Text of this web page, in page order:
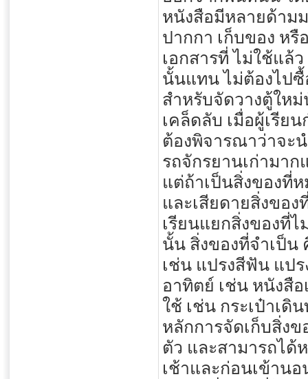
หนังสือมีหลายด้าม
ปากกา เก็บของ ห
เอกสารที่ ไม่ใช้แล้
นั้นแทน ไม่ต้องไปซื้
สำหรับจัดวางตู้ให
เคล็ดลับ เมื่อผู้เรีย
ต้องพิจารณาว่าจะ
รถจักรยานเก่ามา
แต่ถ้าเป็นสิ่งของที่
และเสียดายสิ่งขอ
เรียนแยกสิ่งของที่
นั้น สิ่งของที่จำเป็น
เช่น แปรงสีฟัน แป
อาทิตย์ เช่น หนังสื
ใช้ เช่น กระเป๋าเดิ
หลักการจัดเก็บสิ่งข
ตัว และสามารถได้
เช้าและก่อนเข้านอ